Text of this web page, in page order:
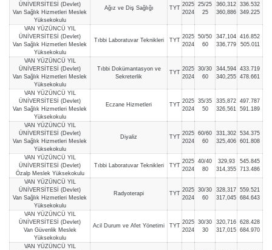
ÜNİVERSİTESİ (Devlet)
Van Sağlık Hizmetleri Meslek
Yüksekokulu
Ağız ve Diş Sağlığı TYT
2025
2024
25/25
25
360,312
360,886
336.532
349.225
VAN YÜZÜNCÜ YIL
ÜNİVERSİTESİ (Devlet)
Van Sağlık Hizmetleri Meslek
Yüksekokulu
Tıbbi Laboratuvar Teknikleri TYT
2025
2024
50/50
60
347,104
336,779
416.852
505.011
VAN YÜZÜNCÜ YIL
ÜNİVERSİTESİ (Devlet)
Van Sağlık Hizmetleri Meslek
Yüksekokulu
Tıbbi Dokümantasyon ve
Sekreterlik
TYT
2025
2024
30/30
60
344,594
340,255
433.719
478.661
VAN YÜZÜNCÜ YIL
ÜNİVERSİTESİ (Devlet)
Van Sağlık Hizmetleri Meslek
Yüksekokulu
Eczane Hizmetleri TYT
2025
2024
35/35
50
335,872
326,561
497.787
591.189
VAN YÜZÜNCÜ YIL
ÜNİVERSİTESİ (Devlet)
Van Sağlık Hizmetleri Meslek
Yüksekokulu
Diyaliz TYT
2025
2024
60/60
60
331,302
325,406
534.375
601.808
VAN YÜZÜNCÜ YIL
ÜNİVERSİTESİ (Devlet)
Özalp Meslek Yüksekokulu
Tıbbi Laboratuvar Teknikleri TYT
2025
2024
40/40
80
329,93
314,355
545.845
713.486
VAN YÜZÜNCÜ YIL
ÜNİVERSİTESİ (Devlet)
Van Sağlık Hizmetleri Meslek
Yüksekokulu
Radyoterapi TYT
2025
2024
30/30
60
328,317
317,045
559.521
684.643
VAN YÜZÜNCÜ YIL
ÜNİVERSİTESİ (Devlet)
Van Güvenlik Meslek
Yüksekokulu
Acil Durum ve Afet Yönetimi TYT
2025
2024
30/30
30
320,716
317,015
628.428
684.970
VAN YÜZÜNCÜ YIL